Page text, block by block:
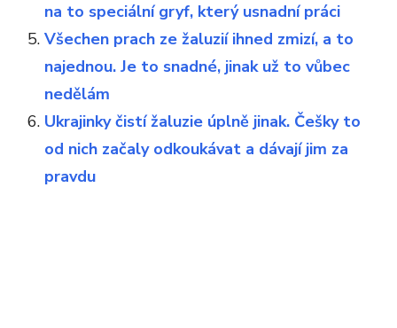
na to speciální gryf, který usnadní práci
Všechen prach ze žaluzií ihned zmizí, a to
najednou. Je to snadné, jinak už to vůbec
nedělám
Ukrajinky čistí žaluzie úplně jinak. Češky to
od nich začaly odkoukávat a dávají jim za
pravdu